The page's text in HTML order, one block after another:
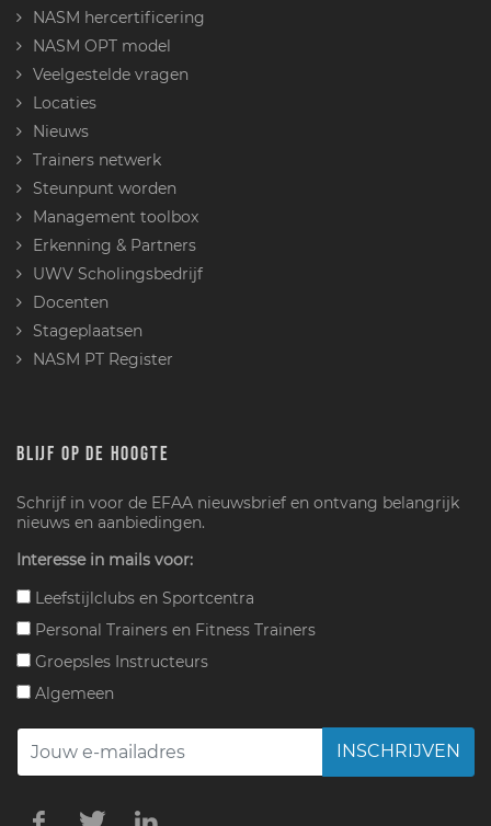
NASM hercertificering
NASM OPT model
Veelgestelde vragen
Locaties
Nieuws
Trainers netwerk
Steunpunt worden
Management toolbox
Erkenning & Partners
UWV Scholingsbedrijf
Docenten
Stageplaatsen
NASM PT Register
BLIJF OP DE HOOGTE
Schrijf in voor de EFAA nieuwsbrief en ontvang belangrijk
nieuws en aanbiedingen.
Interesse in mails voor:
Leefstijlclubs en Sportcentra
Personal Trainers en Fitness Trainers
Groepsles Instructeurs
Algemeen
INSCHRIJVEN